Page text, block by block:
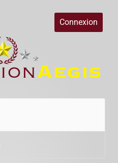
Connexion